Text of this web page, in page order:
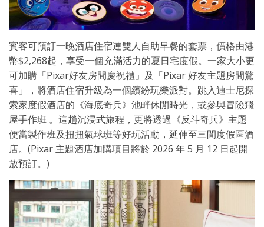
賓客可預訂一晚酒店住宿連雙人自助早餐的套票，價格由港
幣$2,268起，享受一個充滿活力的夏日宅度假。一家大小更
可加購「Pixar好友房間慶祝禮」及「Pixar 好友主題房間驚
喜」，將酒店住宿升級為一個繽紛玩樂派對。跳入迪士尼探
索家度假酒店的《海底奇兵》池畔休閒時光，或參與冒險飛
屋手作班 。這趟沉浸式旅程，更將透過《反斗奇兵》主題
便當製作班及扭扭氣球班等好玩活動，延伸至三間度假區酒
店。(Pixar 主題酒店加購項目將於 2026 年 5 月 12 日起開
放預訂。)